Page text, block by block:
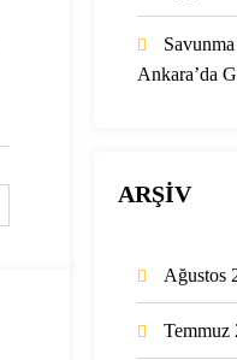
Ankara’da
ARŞİV
Ağustos
Temmuz